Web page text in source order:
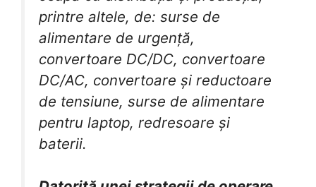
printre altele, de: surse de
alimentare de urgență,
convertoare DC/DC, convertoare
DC/AC, convertoare și reductoare
de tensiune, surse de alimentare
pentru laptop, redresoare și
baterii.